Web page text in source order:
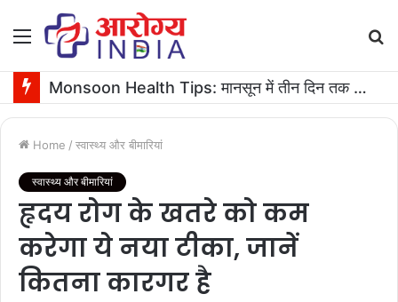
Menu
Monsoon Health Tips: मानसून में तीन दिन तक बुखार रहने पर कराएं ये जरूरी टेस्ट
Home / स्वास्थ्य और बीमारियां
स्वास्थ्य और बीमारियां
हृदय रोग के खतरे को कम
करेगा ये नया टीका, जानें
कितना कारगर है